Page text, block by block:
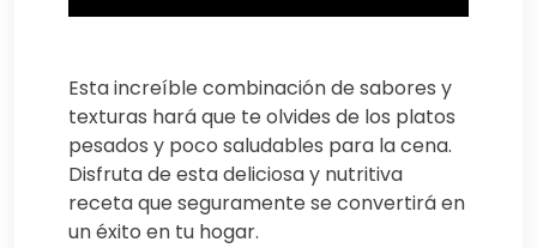
Esta increíble combinación de sabores y
texturas hará que te olvides de los platos
pesados y poco saludables para la cena.
Disfruta de esta deliciosa y nutritiva
receta que seguramente se convertirá en
un éxito en tu hogar.